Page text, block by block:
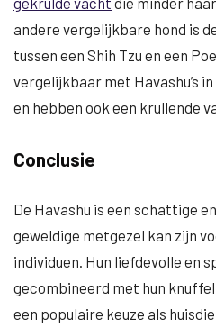
andere vergelijkbare hond is
tussen een Shih Tzu en een
vergelijkbaar met Havashu’s
en hebben ook een krullende
Conclusie
De Havashu is een schattige
geweldige metgezel kan zijn
individuen. Hun liefdevolle en
gecombineerd met hun
een populaire keuze als